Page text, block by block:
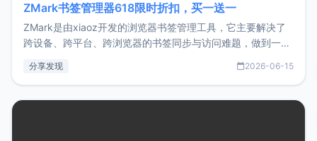
ZMark书签管理器618限时折扣，买一送一
ZMark是由xiaoz开发的浏览器书签管理工具，它主要解决了
跨设备、跨平台、跨浏览器的书签同步与访问难题，做到一处
用，让管理更高效。ZMark官网地址：
分享发现 2026-06-15